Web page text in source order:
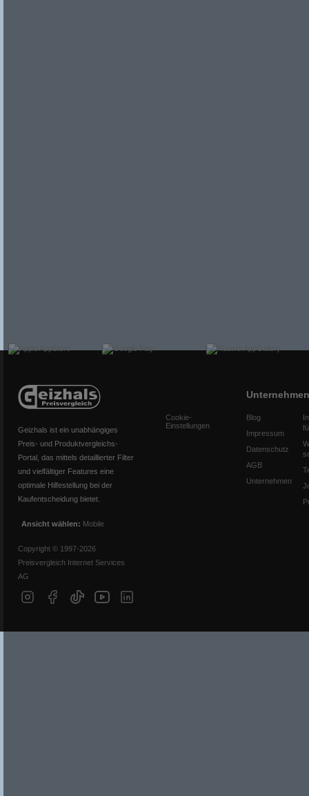
Geizhals ist ein unabhängiges
Preis- und Produktvergleichs-
Portal, das mittels detaillierter Filter
und vielfältiger Features eine
optimale Hilfestellung bei der
Kaufentscheidung bietet.
Ansicht wählen: Mobile
Copyright © 1997-2026
Preisvergleich Internet Services
AG
Cookie-
Einstellungen
Unternehmen
Blog
Impressum
Datenschutz
AGB
Unternehmen